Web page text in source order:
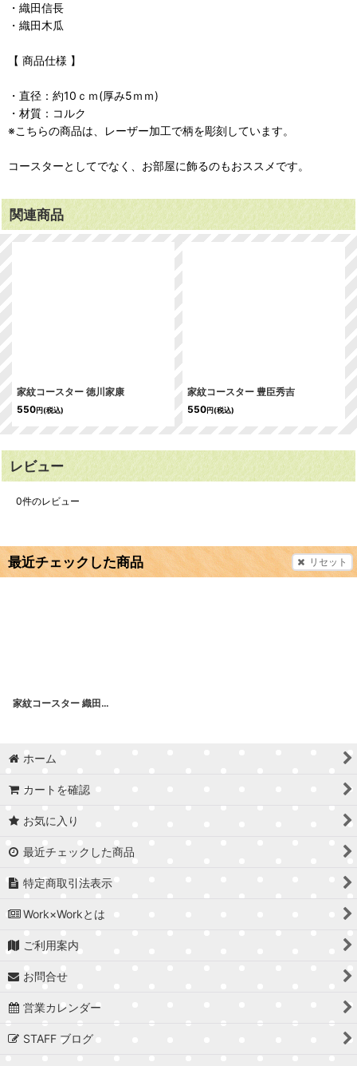
・織田信長
・織田木瓜
【 商品仕様 】
・直径：約10ｃｍ(厚み5ｍｍ)
・材質：コルク
※こちらの商品は、レーザー加工で柄を彫刻しています。
コースターとしてでなく、お部屋に飾るのもおススメです。
関連商品
家紋コースター 徳川家康
550円(税込)
家紋コースター 豊臣秀吉
550円(税込)
レビュー
0件のレビュー
最近チェックした商品 リセット
家紋コースター 織田信長
ホーム
カートを確認
お気に入り
最近チェックした商品
特定商取引法表示
Work×Workとは
ご利用案内
お問合せ
営業カレンダー
STAFF ブログ